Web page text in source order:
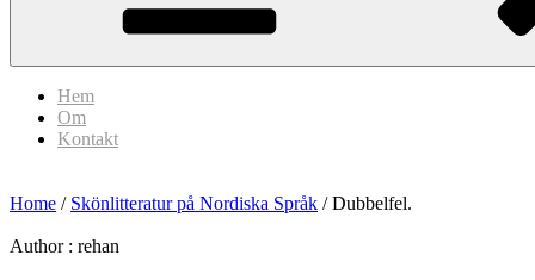
Hem
Om
Kontakt
Home / Skönlitteratur på Nordiska Språk / Dubbelfel.
Author : rehan